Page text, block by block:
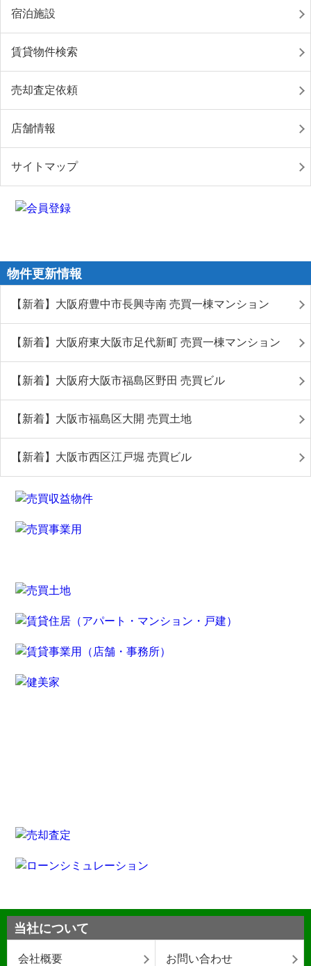
宿泊施設
賃貸物件検索
売却査定依頼
店舗情報
サイトマップ
物件更新情報
【新着】大阪府豊中市長興寺南 売買一棟マンション
【新着】大阪府東大阪市足代新町 売買一棟マンション
【新着】大阪府大阪市福島区野田 売買ビル
【新着】大阪市福島区大開 売買土地
【新着】大阪市西区江戸堀 売買ビル
当社について
会社概要 お問い合わせ